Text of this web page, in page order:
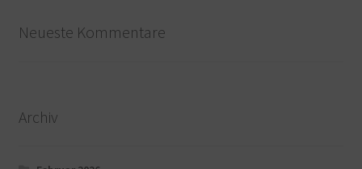
Neueste Kommentare
Archiv